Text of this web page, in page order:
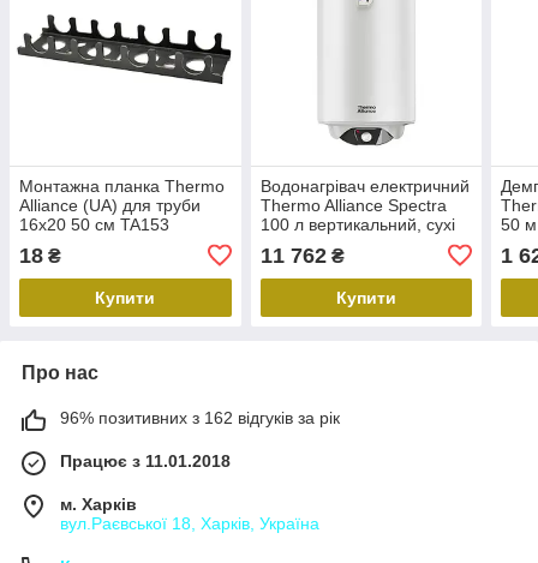
Монтажна планка Thermo
Alliance (UA) для труби
16х20 50 см TA153
18 ₴
Купити
Водонагрівач електричний
Thermo Alliance Spectra
100 л вертикальний, сухі
11 762₴
Купити
50
1
Про нас
96% позитивних з 162 відгуків за рік
Працює з 11.01.2018
м. Харків
вул.Раєвської 18, Харків, Україна